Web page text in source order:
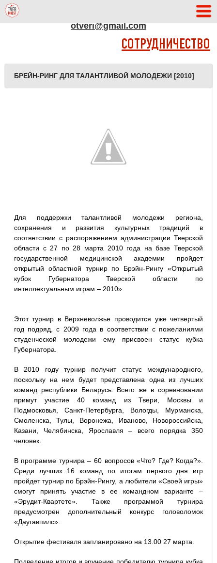
otveri@gmail.com
СОТРУДНИЧЕСТВО
БРЕЙН-РИНГ ДЛЯ ТАЛАНТЛИВОЙ МОЛОДЕЖИ [2010]
Для поддержки талантливой молодежи региона,
сохранения и развития культурных традиций в
соответствии с распоряжением администрации Тверской
области с 27 по 28 марта 2010 года на базе Тверской
государственной медицинской академии пройдет
открытый областной турнир по Брэйн-Рингу «Открытый
кубок Губернатора Тверской области по
интеллектуальным играм – 2010».
Этот турнир в Верхневолжье проводится уже четвертый
год подряд, с 2009 года в соответствии с пожеланиями
студенческой молодежи ему присвоен статус кубка
Губернатора.
В 2010 году турнир получит статус международного,
поскольку на нем будет представлена одна из лучших
команд республики Беларусь. Всего же в соревновании
примут участие 40 команд из Твери, Москвы и
Подмосковья, Санкт-Петербурга, Вологды, Мурманска,
Смоленска, Тулы, Воронежа, Иваново, Новороссийска,
Казани, Челябинска, Ярославля – всего порядка 350
человек.
В программе турнира – 60 вопросов «Что? Где? Когда?».
Среди лучших 16 команд по итогам первого дня игр
пройдет турнир по Брэйн-Рингу, а любители «Своей игры»
смогут принять участие в ее командном варианте –
«Эрудит-Квартете». Также программой турнира
предусмотрен дополнительный конкурс головоломок
«Даугавпилс».
Открытие фестиваля запланировано на 13.00 27 марта.